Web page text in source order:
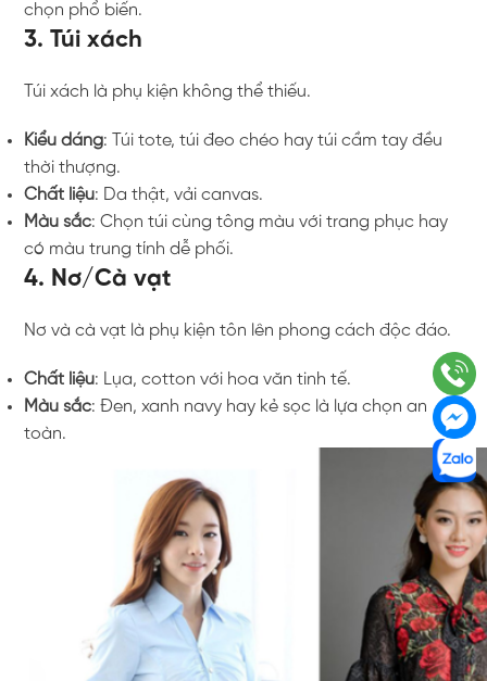
chọn phổ biến.
3. Túi xách
Túi xách là phụ kiện không thể thiếu.
Kiểu dáng: Túi tote, túi đeo chéo hay túi cầm tay đều
thời thượng.
Chất liệu: Da thật, vải canvas.
Màu sắc: Chọn túi cùng tông màu với trang phục hay
có màu trung tính dễ phối.
4. Nơ/Cà vạt
Nơ và cà vạt là phụ kiện tôn lên phong cách độc đáo.
Chất liệu: Lụa, cotton với hoa văn tinh tế.
Màu sắc: Đen, xanh navy hay kẻ sọc là lựa chọn an
toàn.